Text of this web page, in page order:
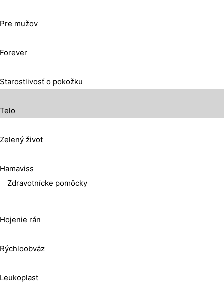
Pre mužov
Forever
Starostlivosť o pokožku
Telo
Zelený život
Hamaviss
Zdravotnícke pomôcky
Hojenie rán
Rýchloobväz
Leukoplast